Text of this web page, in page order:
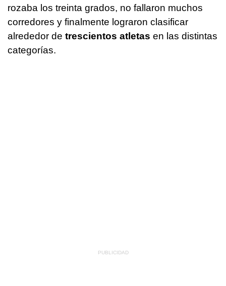
rozaba los treinta grados, no fallaron muchos
corredores y finalmente lograron clasificar
alrededor de trescientos atletas en las distintas
categorías.